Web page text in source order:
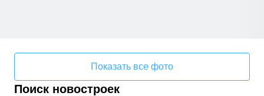
Показать все фото
Поиск новостроек